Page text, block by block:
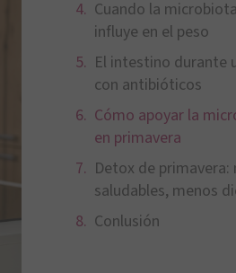
Cuando la
influye en el peso
El intestino durante
con antibióticos
Cómo apoyar la
en primavera
Detox de
saludables, menos
Conlusión